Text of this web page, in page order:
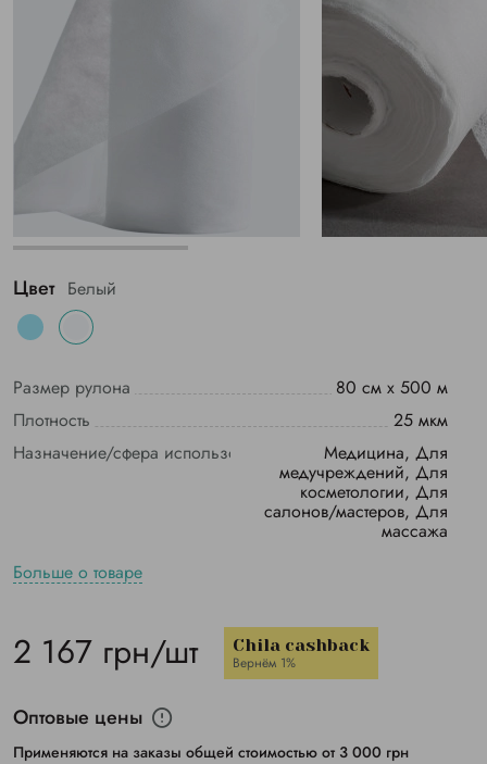
Цвет Белый
Размер рулона
80 см х 500 м
Плотность
25 мкм
Назначение/сфера использования
Медицина, Для
медучреждений, Для
косметологии, Для
салонов/мастеров, Для
массажа
Больше о товаре
2 167 грн/шт Chila cashback
Вернём 1%
Оптовые цены
Применяются на заказы общей стоимостью от 3 000 грн